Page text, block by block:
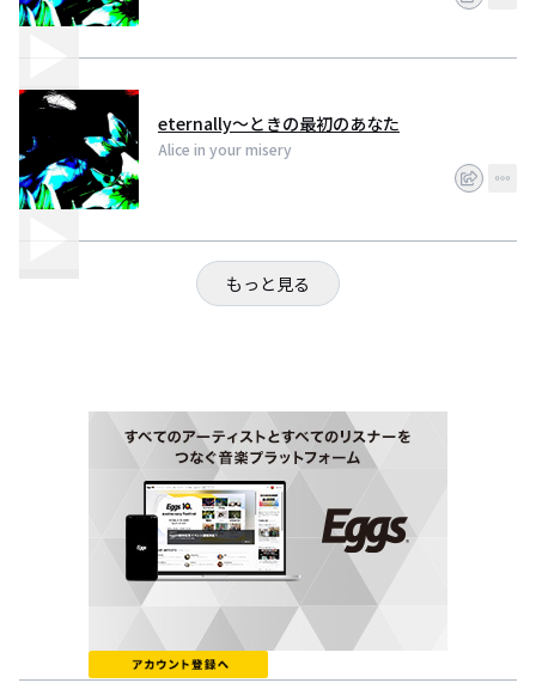
eternally～ときの最初のあなた
Alice in your misery
もっと見る